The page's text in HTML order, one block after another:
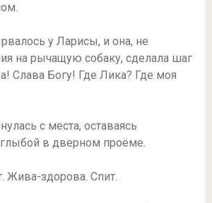
у Ларисы, и она, не
на рычащую собаку, сделала шаг
Слава Богу! Где Лика? Где моя
с места, оставаясь
в дверном проёме.
Жива-здорова. Спит.